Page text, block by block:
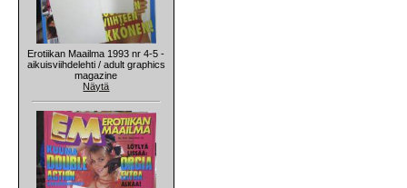
Erotiikan Maailma 1993 nr 4-5 -
aikuisviihdelehti / adult graphics
magazine
Näytä